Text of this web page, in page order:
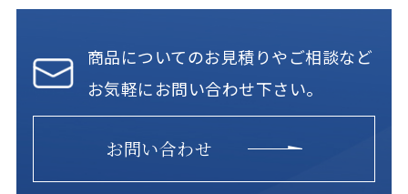
商品についてのお見積りやご相談など
お気軽にお問い合わせ下さい。
お問い合わせ